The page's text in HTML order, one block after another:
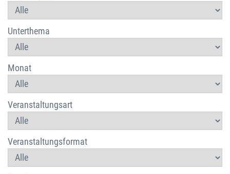
Unterthema
Monat
Veranstaltungsart
Veranstaltungsformat